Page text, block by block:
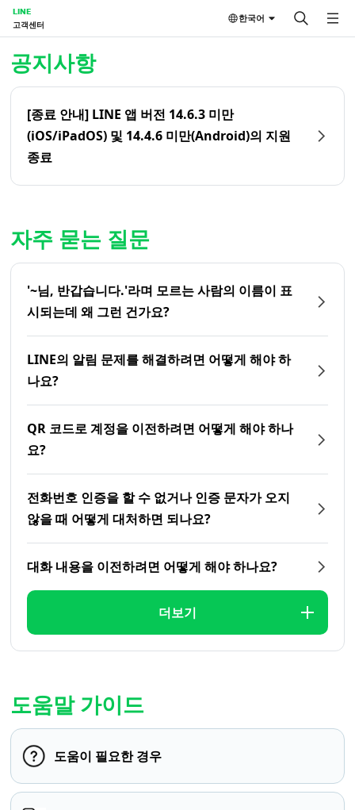
LINE
고객센터
한국어
공지사항
[종료 안내] LINE 앱 버전 14.6.3 미만
(iOS/iPadOS) 및 14.4.6 미만(Android)의 지원
종료
자주 묻는 질문
'~님, 반갑습니다.'라며 모르는 사람의 이름이 표
시되는데 왜 그런 건가요?
LINE의 알림 문제를 해결하려면 어떻게 해야 하
나요?
QR 코드로 계정을 이전하려면 어떻게 해야 하나
요?
전화번호 인증을 할 수 없거나 인증 문자가 오지
않을 때 어떻게 대처하면 되나요?
대화 내용을 이전하려면 어떻게 해야 하나요?
더보기
도움말 가이드
도움이 필요한 경우